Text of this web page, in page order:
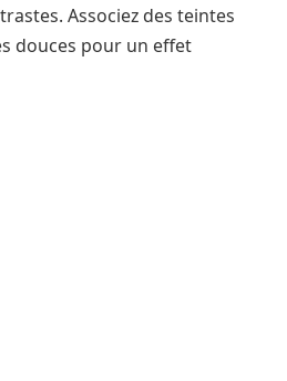
Associez des teintes
douces pour un effet